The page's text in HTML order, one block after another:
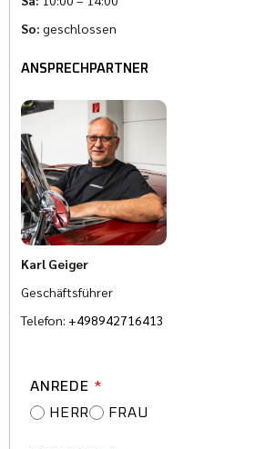
So: geschlossen
ANSPRECHPARTNER
Karl Geiger
Geschäftsführer
Telefon: +498942716413
ANREDE *
HERR
FRAU